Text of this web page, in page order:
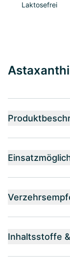
Laktosefrei
Inhaltsstoffe